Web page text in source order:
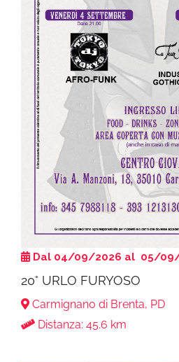
Dal 04/09/2026 al 05/
20° URLO FURYOSO
Carmignano di Brenta, PD
Distanza: 45.6 km